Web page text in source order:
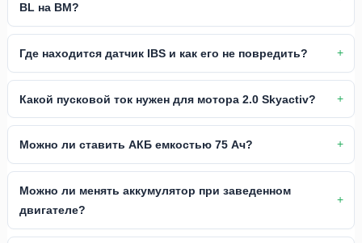
BL на BM?
Где находится датчик IBS и как его не повредить?
Какой пусковой ток нужен для мотора 2.0 Skyactiv?
Можно ли ставить АКБ емкостью 75 Ач?
Можно ли менять аккумулятор при заведенном
двигателе?